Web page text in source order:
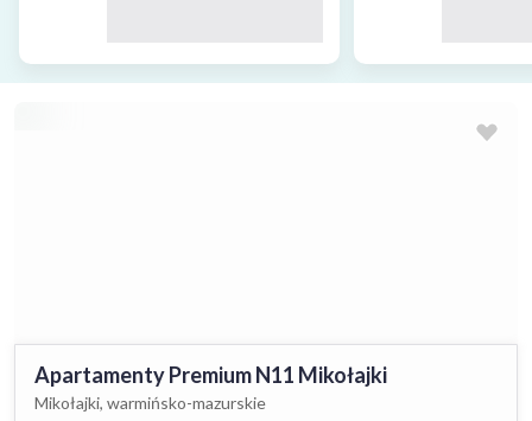
Apartamenty Premium N11 Mikołajki
Mikołajki, warmińsko-mazurskie